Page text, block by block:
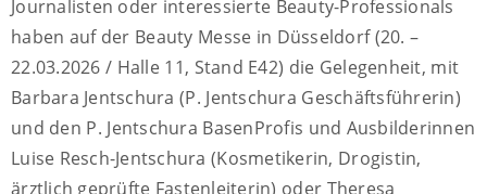
Journalisten oder interessierte Beauty-Professionals
haben auf der Beauty Messe in Düsseldorf (20. –
22.03.2026 / Halle 11, Stand E42) die Gelegenheit, mit
Barbara Jentschura (P. Jentschura Geschäftsführerin)
und den P. Jentschura BasenProfis und Ausbilderinnen
Luise Resch-Jentschura (Kosmetikerin, Drogistin,
ärztlich geprüfte Fastenleiterin) oder Theresa